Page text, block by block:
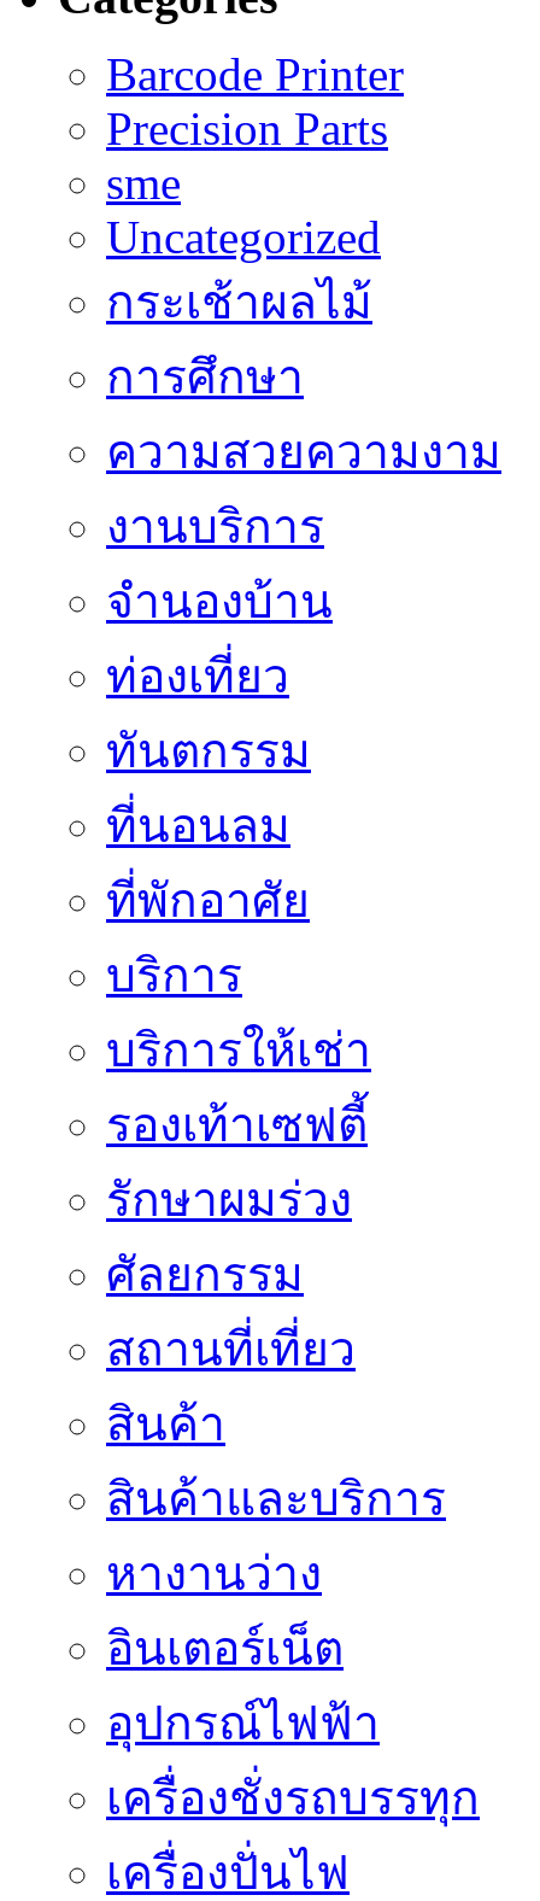
Barcode Printer
Precision Parts
sme
Uncategorized
กระเช้าผลไม้
การศึกษา
ความสวยความงาม
งานบริการ
จำนองบ้าน
ท่องเที่ยว
ทันตกรรม
ที่นอนลม
ที่พักอาศัย
บริการ
บริการให้เช่า
รองเท้าเซฟตี้
รักษาผมร่วง
ศัลยกรรม
สถานที่เที่ยว
สินค้า
สินค้าและบริการ
หางานว่าง
อินเตอร์เน็ต
อุปกรณ์ไฟฟ้า
เครื่องชั่งรถบรรทุก
เครื่องปั่นไฟ